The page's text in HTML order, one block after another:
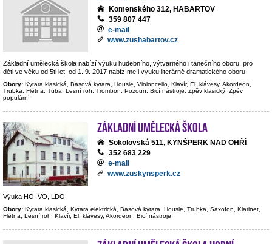
Komenského 312, HABARTOV
359 807 447
e-mail
www.zushabartov.cz
Základní umělecká škola nabízí výuku hudebního, výtvarného i tanečního oboru, pro
děti ve věku od 5ti let, od 1. 9. 2017 nabízíme i výuku literárně dramatického oboru
Obory: Kytara klasická, Basová kytara, Housle, Violoncello, Klavír, El. klávesy, Akordeon,
Trubka, Flétna, Tuba, Lesní roh, Trombon, Pozoun, Bicí nástroje, Zpěv klasický, Zpěv
populární
Základní umělecká škola
Sokolovská 511, KYNŠPERK NAD OHŘÍ
352 683 229
e-mail
www.zuskynsperk.cz
Výuka HO, VO, LDO
Obory: Kytara klasická, Kytara elektrická, Basová kytara, Housle, Trubka, Saxofon, Klarinet,
Flétna, Lesní roh, Klavír, El. klávesy, Akordeon, Bicí nástroje